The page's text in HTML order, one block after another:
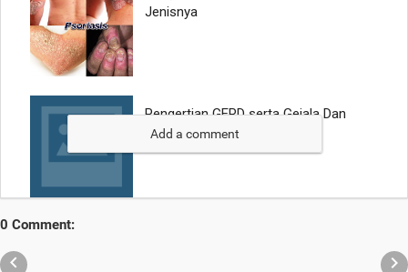
Add a comment
0 Comment:
 